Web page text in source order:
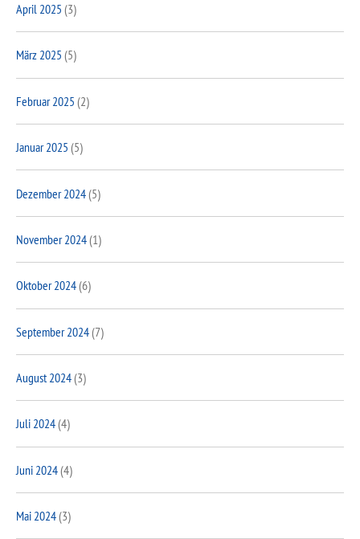
April 2025 (3)
März 2025 (5)
Februar 2025 (2)
Januar 2025 (5)
Dezember 2024(5)
November 2024(1)
Oktober 2024(6)
September 2024(7)
August 2024(3)
Juli 2024(4)
Juni 2024(4)
Mai 2024(3)